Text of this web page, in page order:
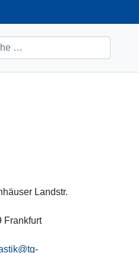
Landstr.
Frankfurt